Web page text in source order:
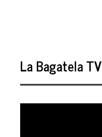
La Bagatela TV